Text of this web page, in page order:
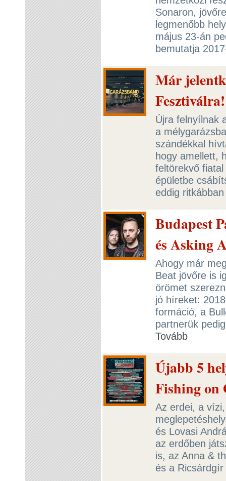
Sonaron,
legmenőbb
május 23-án
bemutatja
Már
Fesztiválra!
Újra felnyílnak
a
szándékkal
hogy amellett,
feltörekvő
épületbe
eddig
Budapest
és Asking
Ahogy már
Beat jövőre is
örömet
jó híreket:
formáció, a
partnerük
Tovább
Újabb 5
Fishing on
Az erdei, a
és Lovasi
az erdőben
is, az Anna &
és a